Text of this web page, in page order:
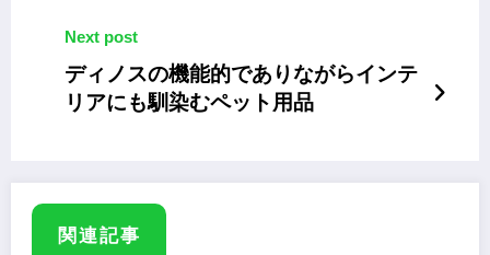
Next post
ディノスの機能的でありながらインテ
リアにも馴染むペット用品
関連記事